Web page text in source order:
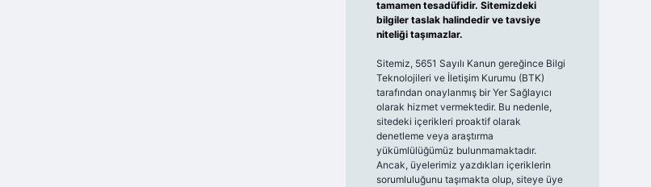
tamamen tesadüfidir. Sitemizdeki
bilgiler taslak halindedir ve tavsiye
niteliği taşımazlar.
Sitemiz, 5651 Sayılı Kanun gereğince Bilgi
Teknolojileri ve İletişim Kurumu (BTK)
tarafından onaylanmış bir Yer Sağlayıcı
olarak hizmet vermektedir. Bu nedenle,
sitedeki içerikleri proaktif olarak
denetleme veya araştırma
yükümlülüğümüz bulunmamaktadır.
Ancak, üyelerimiz yazdıkları içeriklerin
sorumluluğunu taşımakta olup, siteye üye